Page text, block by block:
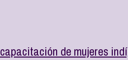
de mujeres